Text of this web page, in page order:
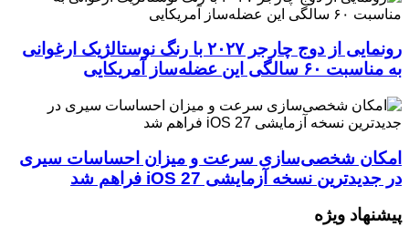
رونمایی از دوج چارجر ۲۰۲۷ با رنگ نوستالژیک ارغوانی
به مناسبت ۶۰ سالگی این عضله‌ساز آمریکایی
امکان شخصی‌سازی سرعت و میزان احساسات سیری
در جدیدترین نسخه آزمایشی iOS 27 فراهم شد
پیشنهاد ویژه